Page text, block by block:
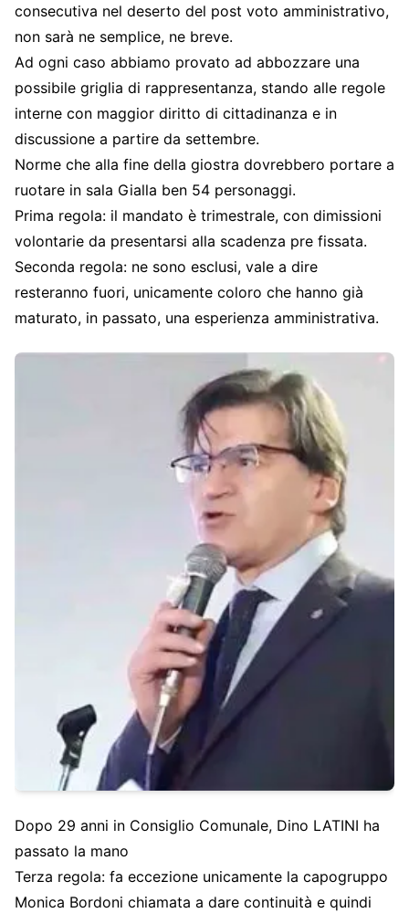
consecutiva nel deserto del post voto amministrativo,
non sarà ne semplice, ne breve.
Ad ogni caso abbiamo provato ad abbozzare una
possibile griglia di rappresentanza, stando alle regole
interne con maggior diritto di cittadinanza e in
discussione a partire da settembre.
Norme che alla fine della giostra dovrebbero portare a
ruotare in sala Gialla ben 54 personaggi.
Prima regola: il mandato è trimestrale, con dimissioni
volontarie da presentarsi alla scadenza pre fissata.
Seconda regola: ne sono esclusi, vale a dire
resteranno fuori, unicamente coloro che hanno già
maturato, in passato, una esperienza amministrativa.
Dopo 29 anni in Consiglio Comunale, Dino LATINI ha
passato la mano
Terza regola: fa eccezione unicamente la capogruppo
Monica Bordoni chiamata a dare continuità e quindi